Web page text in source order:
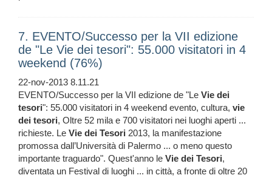
7. EVENTO/Successo per la VII edizione
de "Le Vie dei tesori": 55.000 visitatori in 4
weekend (76%)
22-nov-2013 8.11.21
EVENTO/Successo per la VII edizione de "Le Vie dei
tesori": 55.000 visitatori in 4 weekend evento, cultura, vie
dei tesori, Oltre 52 mila e 700 visitatori nei luoghi aperti ...
richieste. Le Vie dei Tesori 2013, la manifestazione
promossa dall’Università di Palermo ... o meno questo
importante traguardo". Quest'anno le Vie dei Tesori,
diventata un Festival di luoghi ... in città, a fronte di oltre 20